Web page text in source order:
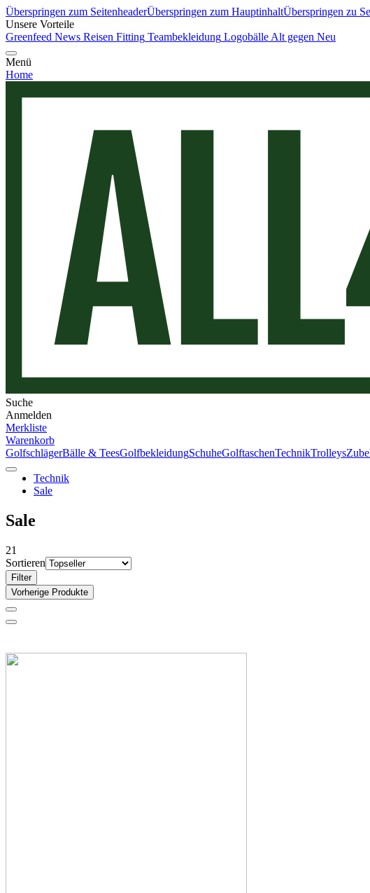
Überspringen zum SeitenheaderÜberspringen zum HauptinhaltÜberspringen zu
Unsere Vorteile
Greenfeed News Reisen Fitting Teambekleidung Logobälle Alt gegen Neu
Menü
Home
Suche
Anmelden
Merkliste
Warenkorb
GolfschlägerBälle & TeesGolfbekleidungSchuheGolftaschenTechnikTrolleys
Technik
Sale
Sale
21
Sortieren
Filter
Vorherige Produkte